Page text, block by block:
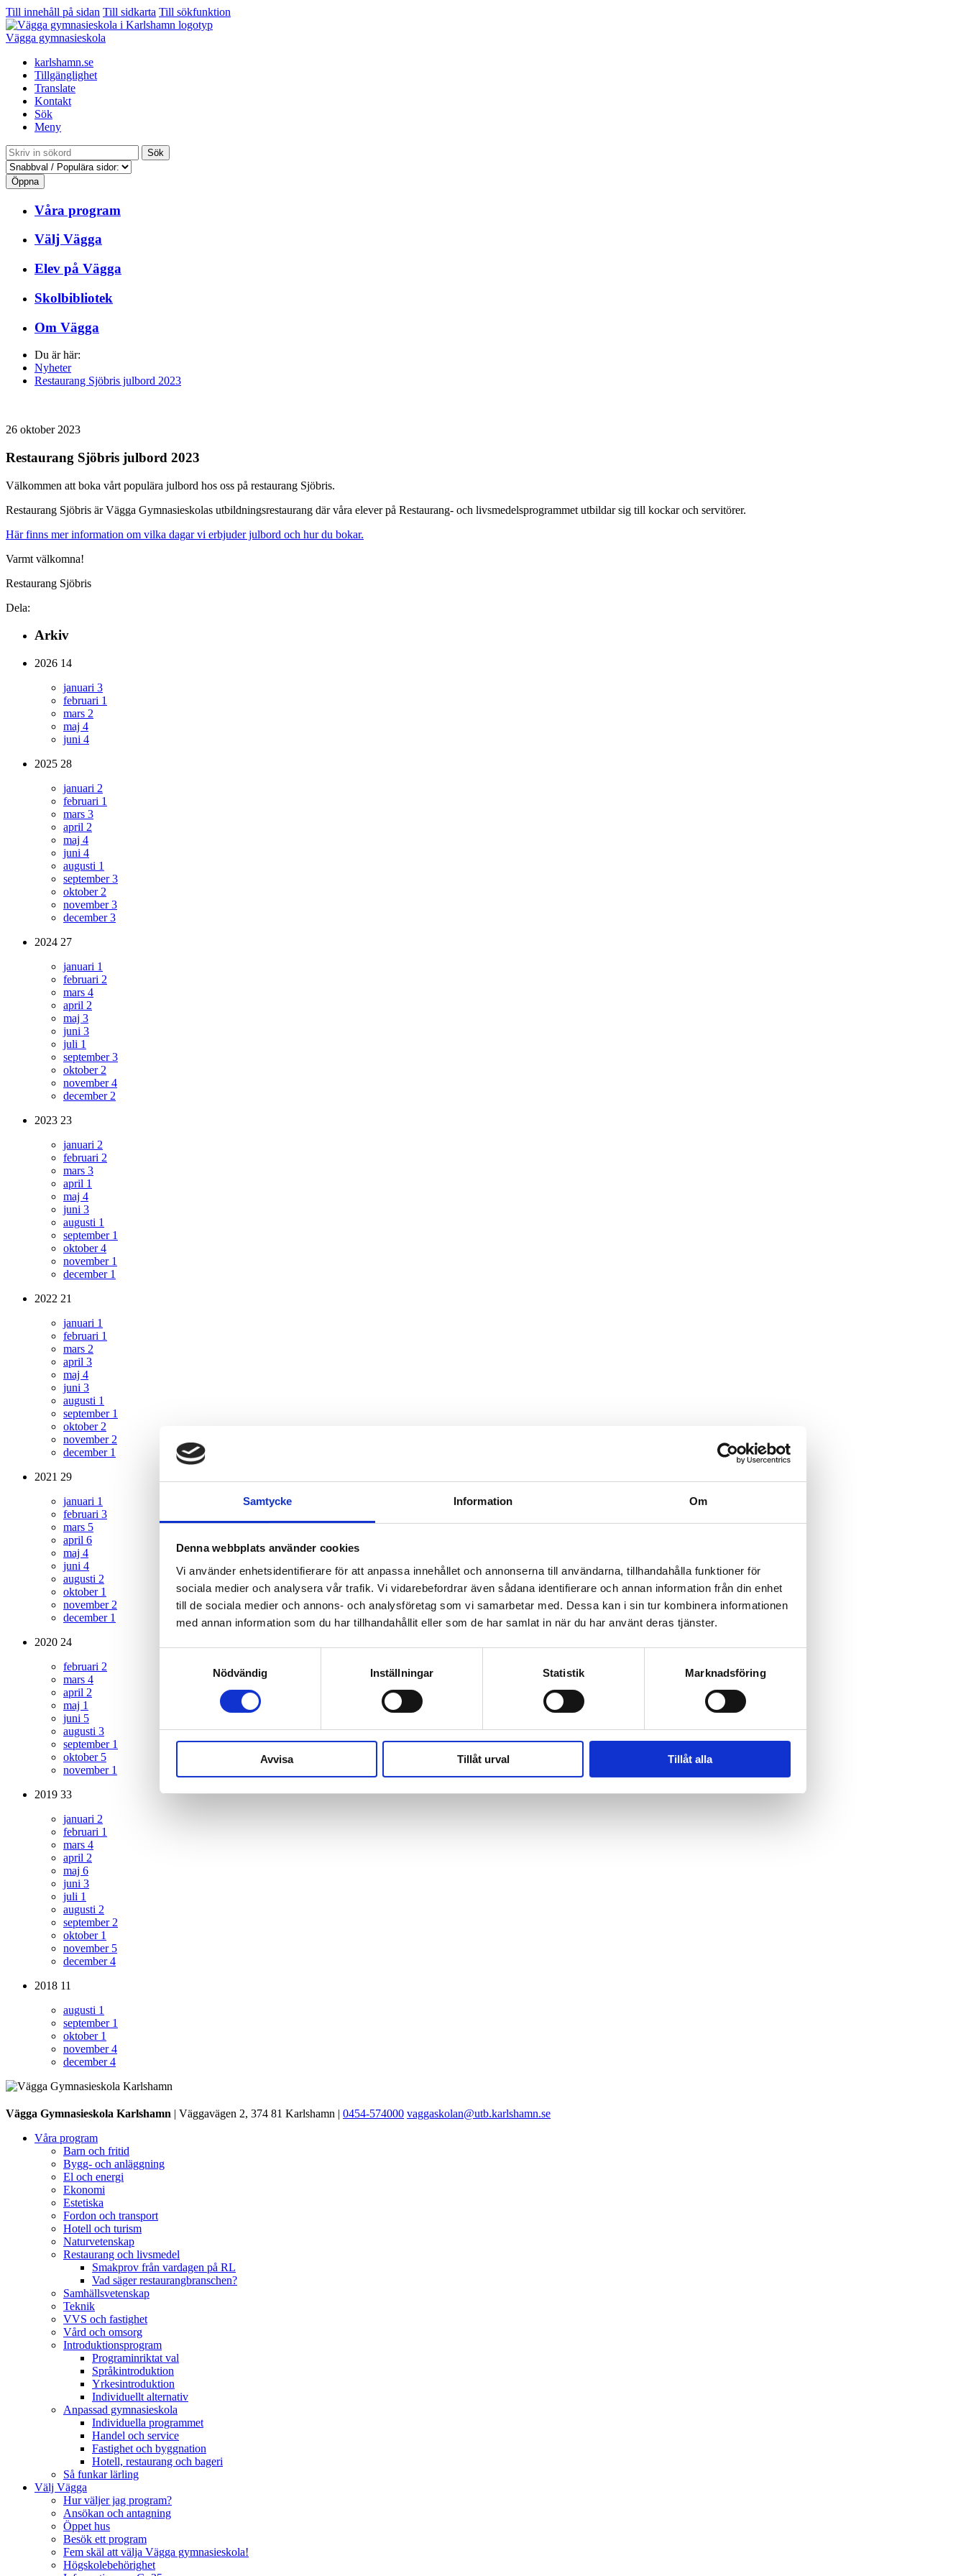
Samtycke Information Om
Denna webbplats använder cookies
Vi använder enhetsidentifierare för att anpassa innehållet och annonserna till användarna, tillhandahålla funktioner för
sociala medier och analysera vår trafik. Vi vidarebefordrar även sådana identifierare och annan information från din enhet
till de sociala medier och annons- och analysföretag som vi samarbetar med. Dessa kan i sin tur kombinera informationen
med annan information som du har tillhandahållit eller som de har samlat in när du har använt deras tjänster.
Nödvändig
Inställningar Statistik Marknadsföring
Avvisa Tillåt urval Tillåt alla
Till innehåll på sidan Till sidkarta Till sökfunktion
Vägga gymnasieskola
karlshamn.se
Tillgänglighet
Translate
Kontakt
Sök
Meny
Sök
Öppna
Våra program
Välj Vägga
Elev på Vägga
Skolbibliotek
Om Vägga
Du är här:
Nyheter
Restaurang Sjöbris julbord 2023
26 oktober 2023
Restaurang Sjöbris julbord 2023
Välkommen att boka vårt populära julbord hos oss på restaurang Sjöbris.
Restaurang Sjöbris är Vägga Gymnasieskolas utbildningsrestaurang där våra elever på Restaurang- och livsmedelsprogrammet utbildar sig till kockar och servitörer.
Här finns mer information om vilka dagar vi erbjuder julbord och hur du bokar.
Varmt välkomna!
Restaurang Sjöbris
Dela:
Arkiv
2026 14
januari 3
februari 1
mars 2
maj 4
juni 4
2025 28
januari 2
februari 1
mars 3
april 2
maj 4
juni 4
augusti 1
september3
oktober 2
november3
december3
2024 27
januari 1
februari 2
mars 4
april 2
maj 3
juni 3
juli 1
september3
oktober 2
november4
december 2
2023 23
januari 2
februari 2
mars 3
april 1
maj 4
juni 3
augusti 1
september 1
oktober4
november 1
december 1
2022 21
januari 1
februari 1
mars 2
april 3
maj 4
juni 3
augusti 1
september 1
oktober 2
november 2
december 1
2021 29
januari 1
februari 3
mars 5
april 6
maj 4
juni 4
augusti 2
oktober 1
november 2
december 1
2020 24
februari 2
mars 4
april 2
maj 1
juni 5
augusti 3
september 1
oktober 5
november 1
2019 33
januari 2
februari 1
mars 4
april 2
maj 6
juni 3
juli 1
augusti 2
september 2
oktober 1
november 5
december4
2018 11
augusti 1
september 1
oktober 1
november4
december4
Vägga Gymnasieskola Karlshamn | Väggavägen 2, 374 81 Karlshamn | 0454-574000 vaggaskolan@utb.karlshamn.se
Våra program
Barn och fritid
Bygg- och anläggning
El och energi
Ekonomi
Estetiska
Fordon och transport
Hotell och turism
Naturvetenskap
Restaurang och livsmedel
Smakprov från vardagen på RL
Vad säger restaurangbranschen?
Samhällsvetenskap
Teknik
VVS och fastighet
Vård och omsorg
Introduktionsprogram
Programinriktat val
Språkintroduktion
Yrkesintroduktion
Individuellt alternativ
Anpassad gymnasieskola
Individuella programmet
Handel och service
Fastighet och byggnation
Hotell, restaurang och bageri
Så funkar lärling
Välj Vägga
Hur väljer jag program?
Ansökan och antagning
Öppet hus
Besök ett program
Fem skäl att välja Vägga gymnasieskola!
Högskolebehörighet